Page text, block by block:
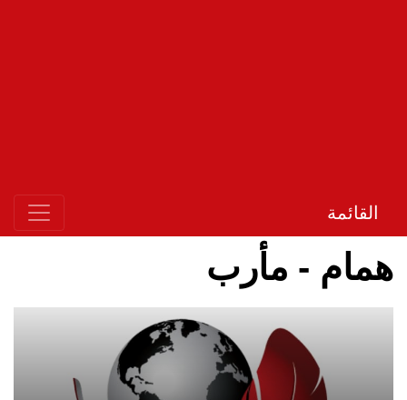
القائمة
همام - مأرب